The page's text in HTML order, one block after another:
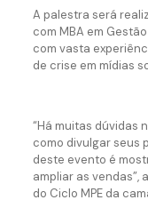
A palestra será
com MBA em
com vasta
de crise em mídias
“Há muitas dúvidas
como divulgar seus
deste evento é
ampliar as vendas”,
do Ciclo MPE da